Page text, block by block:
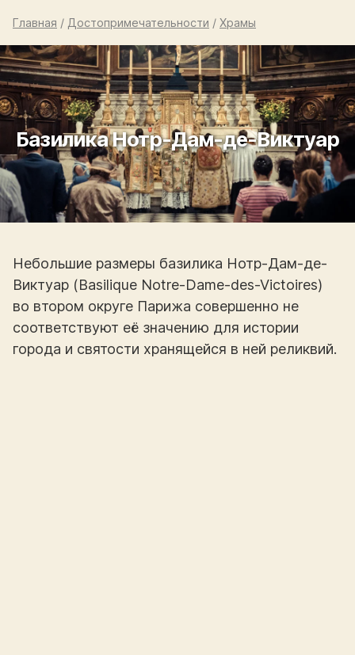
Главная / Достопримечательности / Храмы
Базилика Нотр-Дам-де-Виктуар
Небольшие размеры базилика Нотр-Дам-де-
Виктуар (Basilique Notre-Dame-des-Victoires)
во втором округе Парижа совершенно не
соответствуют её значению для истории
города и святости хранящейся в ней реликвий.